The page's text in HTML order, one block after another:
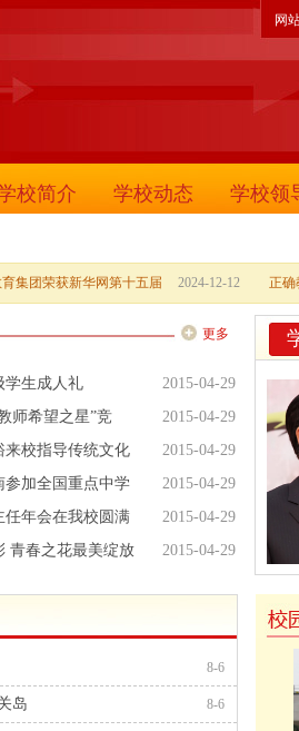
网
校简介 学校动态 学校领
2024-12-12
集团荣获新华网第十五届 正确
更多
2015-04-29
学生成人礼
2015-04-29
师希望之星”竞
2015-04-29
来校指导传统文化
2015-04-29
参加全国重点中学
2015-04-29
任年会在我校圆满
2015-04-29
青春之花最美绽放
8-6
8-6
岛